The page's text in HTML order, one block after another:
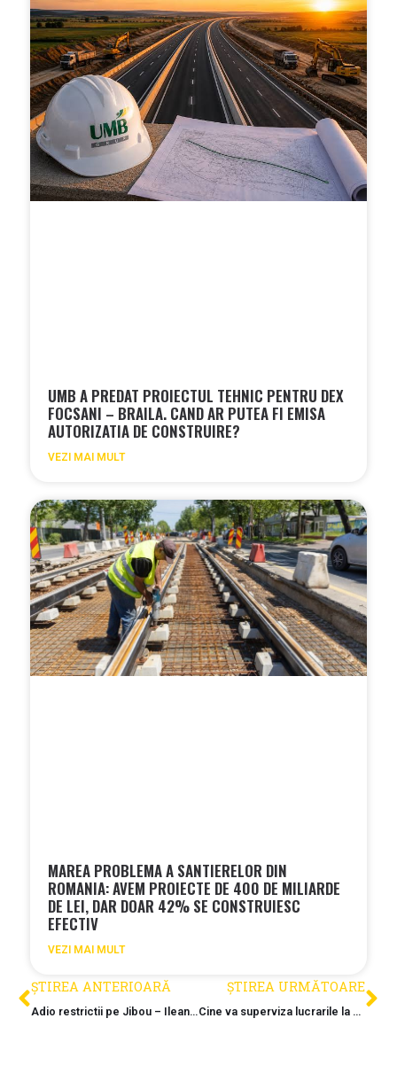
UMB A PREDAT PROIECTUL TEHNIC PENTRU DEX
FOCSANI – BRAILA. CAND AR PUTEA FI EMISA
AUTORIZATIA DE CONSTRUIRE?
VEZI MAI MULT
MAREA PROBLEMA A SANTIERELOR DIN
ROMANIA: AVEM PROIECTE DE 400 DE MILIARDE
DE LEI, DAR DOAR 42% SE CONSTRUIESC
EFECTIV
VEZI MAI MULT
ȘTIREA ANTERIOARĂ
Adio restrictii pe Jibou – Ileanda: Grupul Selina a finalizat modernizarea a 14 kilometri de cale ferata
ȘTIREA URMĂTOARE
Cine va superviza lucrarile la cele 23 de statii ale Trenului Metropolitan Cluj?